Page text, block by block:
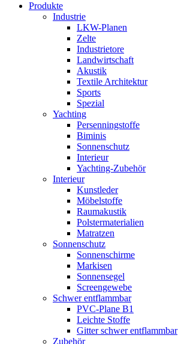
Produkte
Industrie
LKW-Planen
Zelte
Industrietore
Landwirtschaft
Akustik
Textile Architektur
Sports
Spezial
Yachting
Persenningstoffe
Biminis
Sonnenschutz
Interieur
Yachting-Zubehör
Interieur
Kunstleder
Möbelstoffe
Raumakustik
Polstermaterialien
Matratzen
Sonnenschutz
Sonnenschirme
Markisen
Sonnensegel
Screengewebe
Schwer entflammbar
PVC-Plane B1
Leichte Stoffe
Gitter schwer entflammbar
Zubehör